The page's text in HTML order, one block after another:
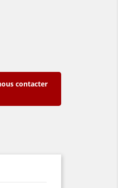
contacter